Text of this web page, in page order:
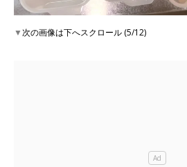
▼次の画像は下へスクロール (5/12)